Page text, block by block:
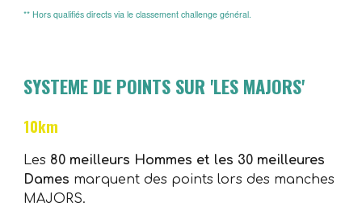
** Hors qualifiés directs via le classement challenge général.
SYSTEME DE POINTS SUR 'LES MAJORS'
10km
Les 80 meilleurs Hommes et les 30 meilleures
Dames marquent des points lors des manches
MAJORS.